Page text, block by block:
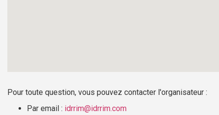
Pour toute question, vous pouvez contacter l'organisateur :
Par email : idrrim@idrrim.com